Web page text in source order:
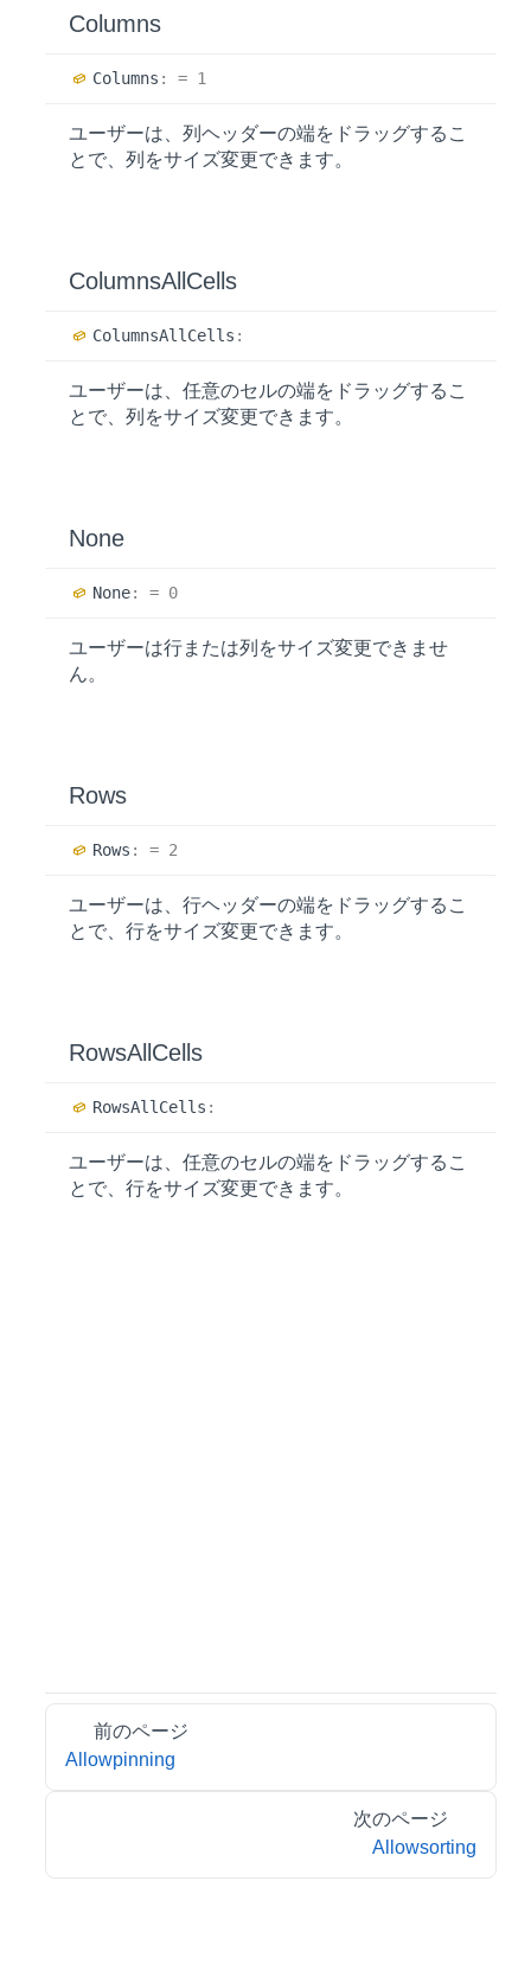
Columns
Columns : = 1
ユーザーは、列ヘッダーの端をドラッグするこ
とで、列をサイズ変更できます。
ColumnsAll Cells
ColumnsAll Cells :
ユーザーは、任意のセルの端をドラッグするこ
とで、列をサイズ変更できます。
None
None: = 0
ユーザーは行または列をサイズ変更できませ
ん。
Rows
Rows : = 2
ユーザーは、行ヘッダーの端をドラッグするこ
とで、行をサイズ変更できます。
RowsAll Cells
RowsAll Cells :
ユーザーは、任意のセルの端をドラッグするこ
とで、行をサイズ変更できます。
前のページ
Allowpinning
次のページ
Allowsorting